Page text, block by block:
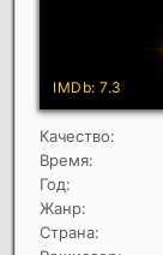
Качество:
Время:
Год:
Жанр:
Страна: